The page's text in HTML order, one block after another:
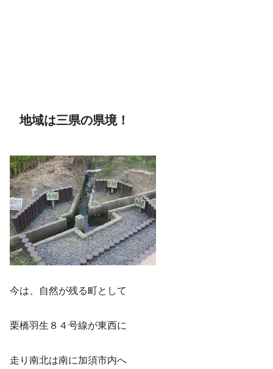
地域は三県の県境！
今は、自然が残る町として
栗橋羽生８４号線が東西に
走り南北は南に加須市内へ